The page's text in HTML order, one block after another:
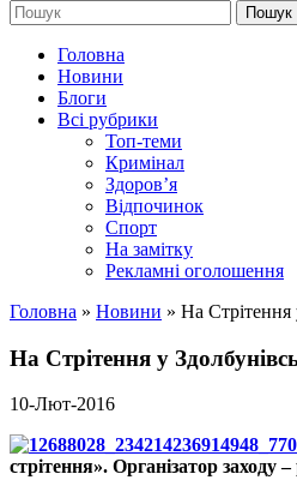
Головна
Новини
Блоги
Всі рубрики
Топ-теми
Кримінал
Здоров’я
Відпочинок
Спорт
На замітку
Рекламні оголошення
Головна » Новини » На Стрітення
На Стрітення у
10-Лют-2016
стрітення». Організатор заходу